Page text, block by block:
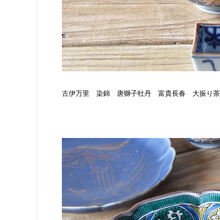
古伊万里 染錦 唐獅子牡丹 富貴長春 大振り